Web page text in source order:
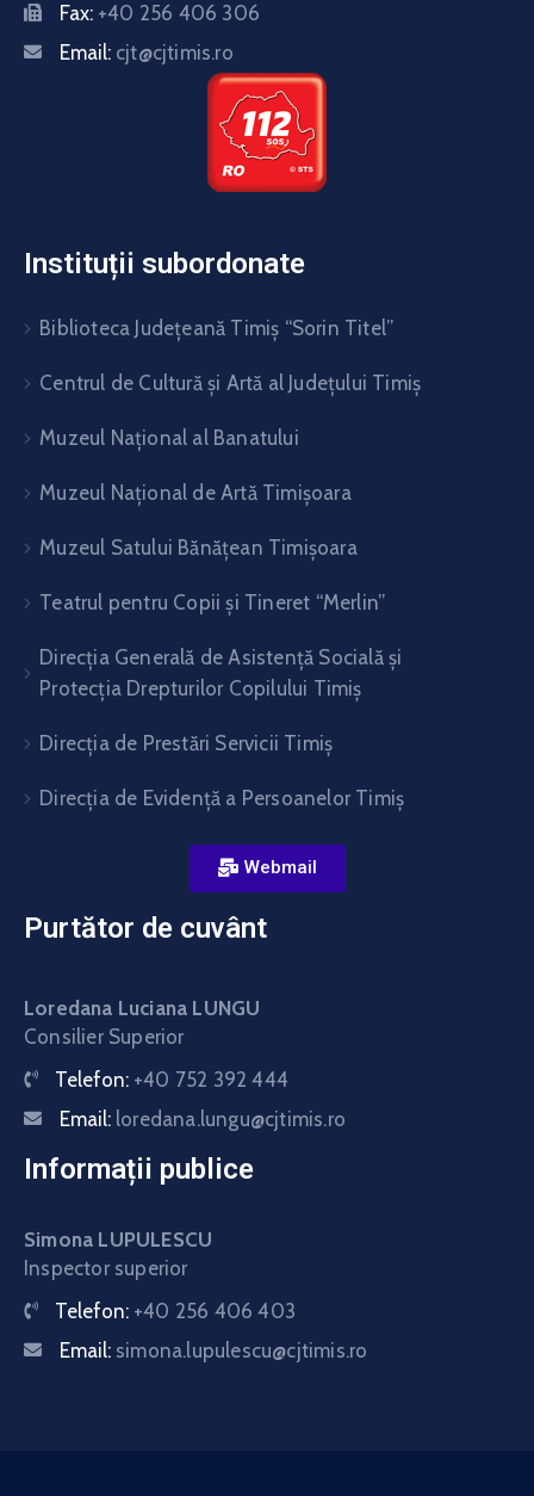
Fax: +40 256 406 306
Email: cjt@cjtimis.ro
Instituții subordonate
Biblioteca Judeţeană Timiş “Sorin Titel”
Centrul de Cultură şi Artă al Judeţului Timiş
Muzeul Național al Banatului
Muzeul Național de Artă Timişoara
Muzeul Satului Bănăţean Timişoara
Teatrul pentru Copii şi Tineret “Merlin”
Direcția Generală de Asistență Socială și
Protecția Drepturilor Copilului Timiș
Direcţia de Prestări Servicii Timiş
Direcţia de Evidenţă a Persoanelor Timiş
Webmail
Purtător de cuvânt
Loredana Luciana LUNGU
Consilier Superior
Telefon: +40 752 392 444
Email: loredana.lungu@cjtimis.ro
Informații publice
Simona LUPULESCU
Inspector superior
Telefon: +40 256 406 403
Email: simona.lupulescu@cjtimis.ro